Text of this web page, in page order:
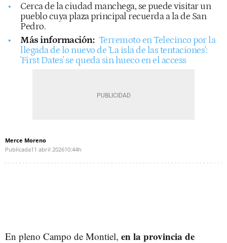
Cerca de la ciudad manchega, se puede visitar un
pueblo cuya plaza principal recuerda a la de San
Pedro.
Más información: Terremoto en Telecinco por la
llegada de lo nuevo de 'La isla de las tentaciones':
'First Dates' se queda sin hueco en el access
Merce Moreno
Publicada11 abril 202610:44h
En pleno Campo de Montiel, en la provincia de